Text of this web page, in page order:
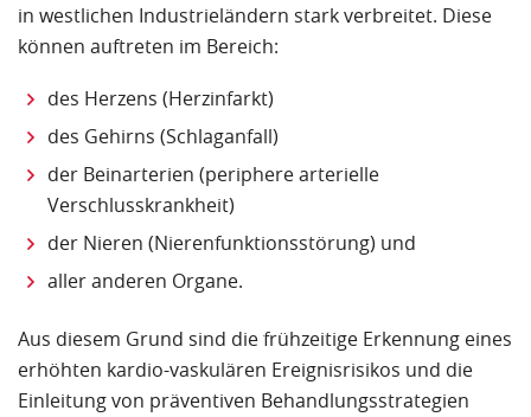
in westlichen Industrieländern stark verbreitet. Diese
können auftreten im Bereich:
des Herzens (Herzinfarkt)
des Gehirns (Schlaganfall)
der Beinarterien (periphere arterielle
Verschlusskrankheit)
der Nieren (Nierenfunktionsstörung) und
aller anderen Organe.
Aus diesem Grund sind die frühzeitige Erkennung eines
erhöhten kardio-vaskulären Ereignisrisikos und die
Einleitung von präventiven Behandlungsstrategien